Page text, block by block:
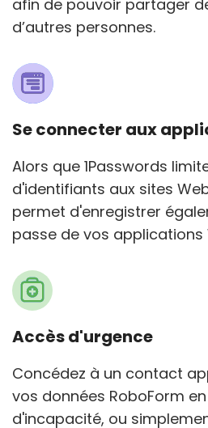
afin de pouvoir partager
d’autres personnes.
Se connecter aux
Alors que 1Passwords
d'identifiants aux sites
permet d'enregistrer
passe de vos applications
Accès d'urgence
Concédez à un contact
vos données RoboForm
d'incapacité, ou